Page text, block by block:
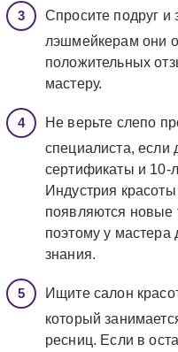
Спросите подруг и
лэшмейкерам они
положительных
мастеру.
Не верьте слепо
специалиста, если
сертификаты и 10-
Индустрия
появляются новые
поэтому у
знания.
Ищите салон
который
ресниц. Если в